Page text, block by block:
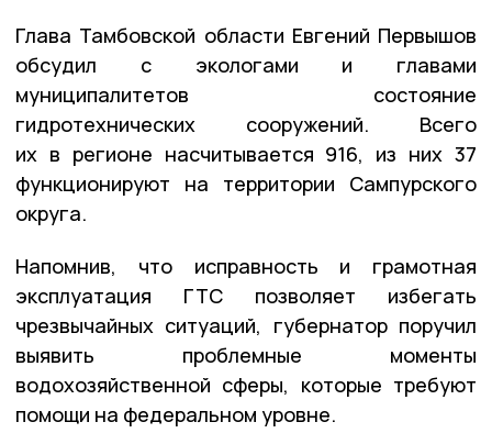
Глава Тамбовской области Евгений Первышов
обсудил с экологами и главами
муниципалитетов состояние
гидротехнических сооружений. Всего
их в регионе насчитывается 916, из них 37
функционируют на территории Сампурского
округа.
Напомнив, что исправность и грамотная
эксплуатация ГТС позволяет избегать
чрезвычайных ситуаций, губернатор поручил
выявить проблемные моменты
водохозяйственной сферы, которые требуют
помощи на федеральном уровне.